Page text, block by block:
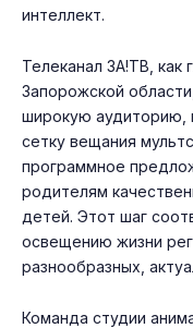
интеллект.
Телеканал ЗА!ТВ, как
Запорожской
широкую аудиторию,
сетку вещания
программное
родителям
детей. Этот шаг
освещению жизни
разнообразных,
Команда студии